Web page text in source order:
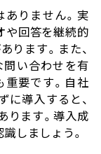
りません。実
や回答を継続的
ります。また、
い合わせを有
要です。自社
に導入すると、
ります。導入成
しましょう。